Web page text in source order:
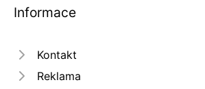
Informace
Kontakt
Reklama